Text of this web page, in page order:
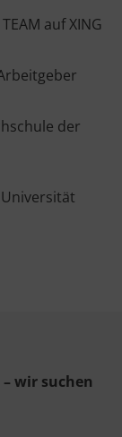
auf XING
der
Universität
wir suchen